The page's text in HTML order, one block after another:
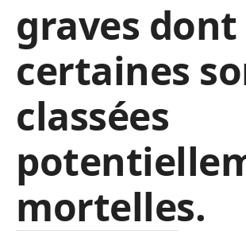
graves dont
certaines
classées
mortelles.